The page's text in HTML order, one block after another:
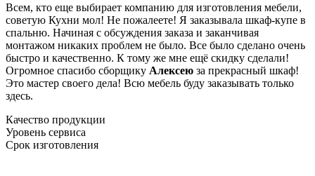
Всем, кто еще выбирает компанию для изготовления мебели,
советую Кухни мол! Не пожалеете! Я заказывала шкаф-купе в
спальню. Начиная с обсуждения заказа и заканчивая
монтажом никаких проблем не было. Все было сделано очень
быстро и качественно. К тому же мне ещё скидку сделали!
Огромное спасибо сборщику Алексею за прекрасный шкаф!
Это мастер своего дела! Всю мебель буду заказывать только
здесь.
Качество продукции
Уровень сервиса
Срок изготовления